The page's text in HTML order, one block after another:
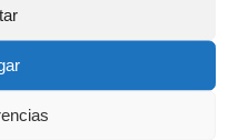
de Minas de
miembro de
en la Unión
la industria extractiva,
las aportaciones de